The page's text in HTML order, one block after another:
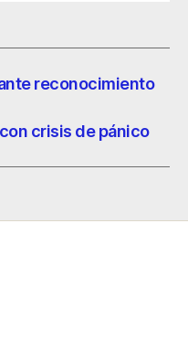
reconocimiento
con crisis de pánico